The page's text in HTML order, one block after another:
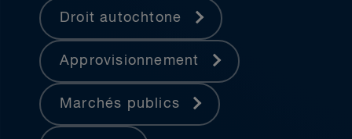
Droit autochtone
Approvisionnement
Marchés publics